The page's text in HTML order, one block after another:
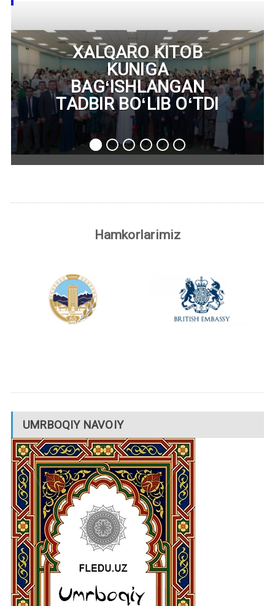
XALQARO KITOB
KUNIGA
BAGʻISHLANGAN
TADBIR BOʻLIB OʻTDI
1 2 3 4 5 6
Hamkorlarimiz
UMRBOQIY NAVOIY